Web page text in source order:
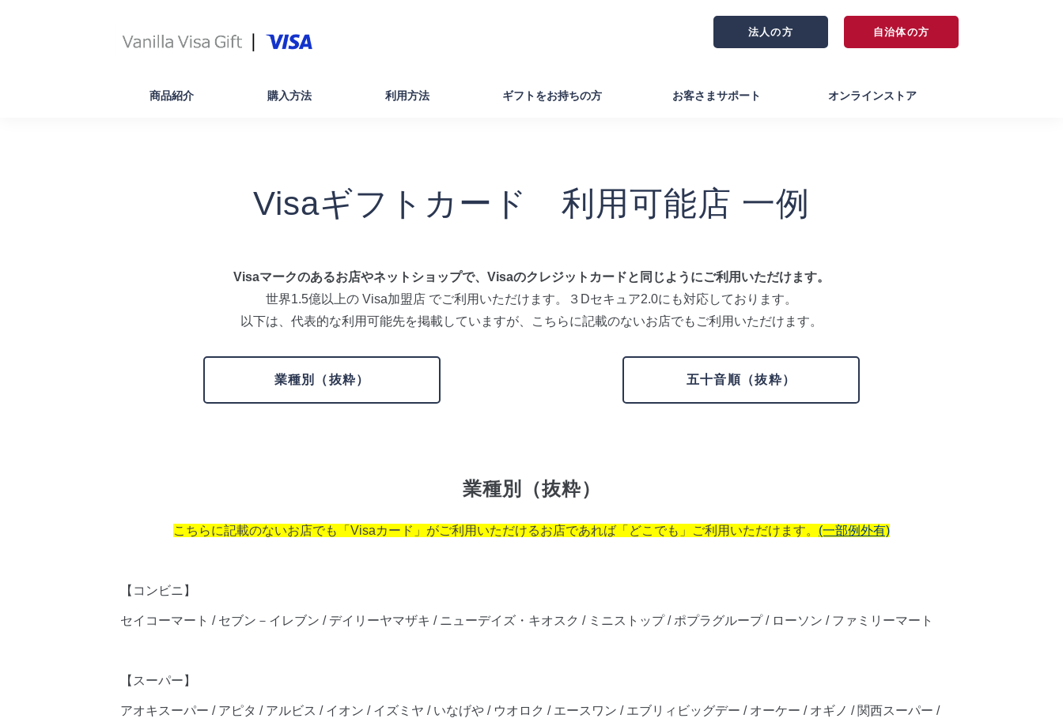
法人の方 自治体の方
商品紹介 購入方法 利用方法 ギフトをお持ちの方 お客さまサポート オンラインストア
Visaギフトカード　利用可能店 一例
Visaマークのあるお店やネットショップで、Visaのクレジットカードと同じようにご利用いただけます。
世界1.5億以上の Visa加盟店 でご利用いただけます。３Dセキュア2.0にも対応しております。
以下は、代表的な利用可能先を掲載していますが、こちらに記載のないお店でもご利用いただけます。
業種別（抜粋） 五十音順（抜粋）
業種別（抜粋）
こちらに記載のないお店でも「Visaカード」がご利用いただけるお店であれば「どこでも」ご利用いただけます。 (一部例外有)
【コンビニ】
セイコーマート / セブン－イレブン / デイリーヤマザキ / ニューデイズ・キオスク / ミニストップ / ポプラグループ / ローソン / ファミリーマート
【スーパー】
アオキスーパー / アピタ / アルビス / イオン / イズミヤ / いなげや / ウオロク / エースワン / エブリィビッグデー / オーケー / オギノ / 関西スーパー /